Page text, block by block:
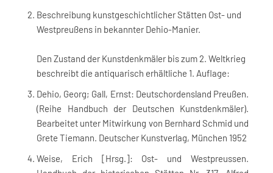
Beschreibung kunstgeschichtlicher Stätten Ost- und
Westpreußens in bekannter Dehio-Manier.
Den Zustand der Kunstdenkmäler bis zum 2. Weltkrieg
beschreibt die antiquarisch erhältliche 1. Auflage:
Dehio, Georg; Gall, Ernst: Deutschordensland Preußen.
(Reihe Handbuch der Deutschen Kunstdenkmäler).
Bearbeitet unter Mitwirkung von Bernhard Schmid und
Grete Tiemann. Deutscher Kunstverlag, München 1952
Weise, Erich [Hrsg.]: Ost- und Westpreussen.